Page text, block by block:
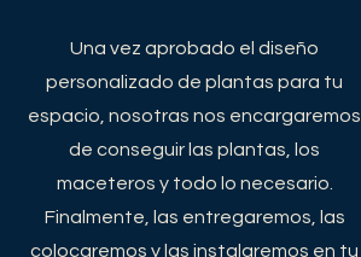
Una vez aprobado el diseño
personalizado de plantas para tu
espacio, nosotras nos encargaremos
de conseguir las plantas, los
maceteros y todo lo necesario.
Finalmente, las entregaremos, las
colocaremos y las instalaremos en tu